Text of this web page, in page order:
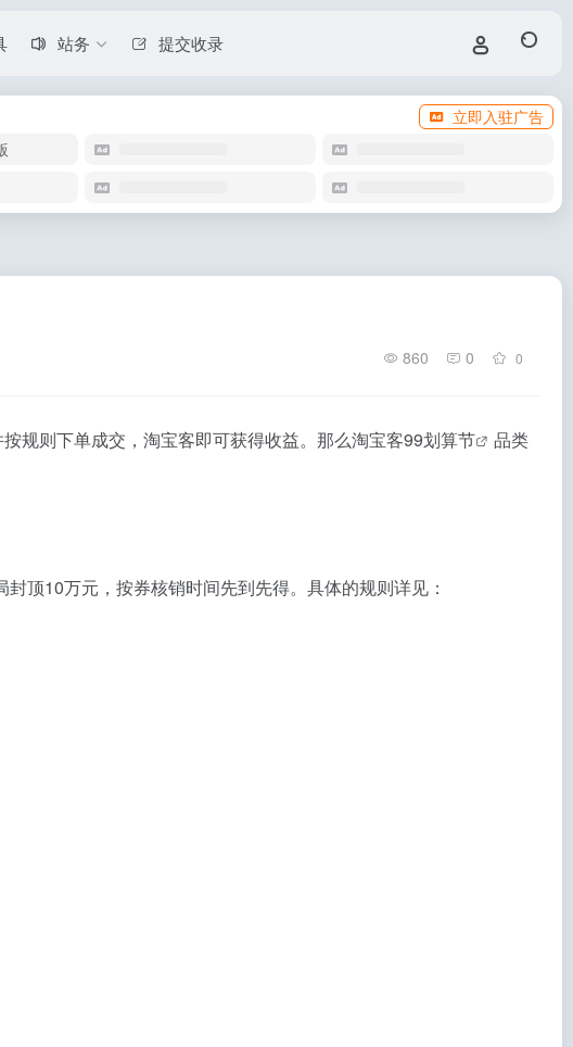
站务 提交收录
立即入驻广告
860 0 0
规则下单成交，淘宝客即可获得收益。那么淘宝客99划算节
品类
顶10万元，按券核销时间先到先得。具体的规则详见：